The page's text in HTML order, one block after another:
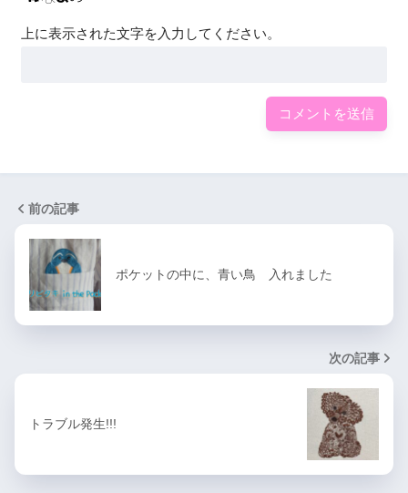
上に表示された文字を入力してください。
前の記事
ポケットの中に、青い鳥 入れました
次の記事
トラブル発生!!!